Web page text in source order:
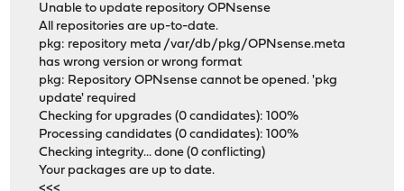
Unable to update repository OPNsense
All repositories are up-to-date.
pkg: repository meta /var/db/pkg/OPNsense.meta
has wrong version or wrong format
pkg: Repository OPNsense cannot be opened. 'pkg
update' required
Checking for upgrades (0 candidates): 100%
Processing candidates (0 candidates): 100%
Checking integrity... done (0 conflicting)
Your packages are up to date.